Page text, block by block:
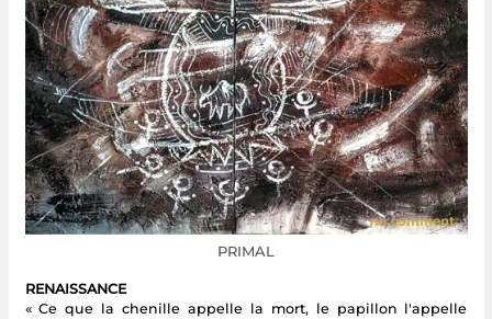
PRIMAL
RENAISSANCE
« Ce que la chenille appelle la mort, le papillon l'appelle